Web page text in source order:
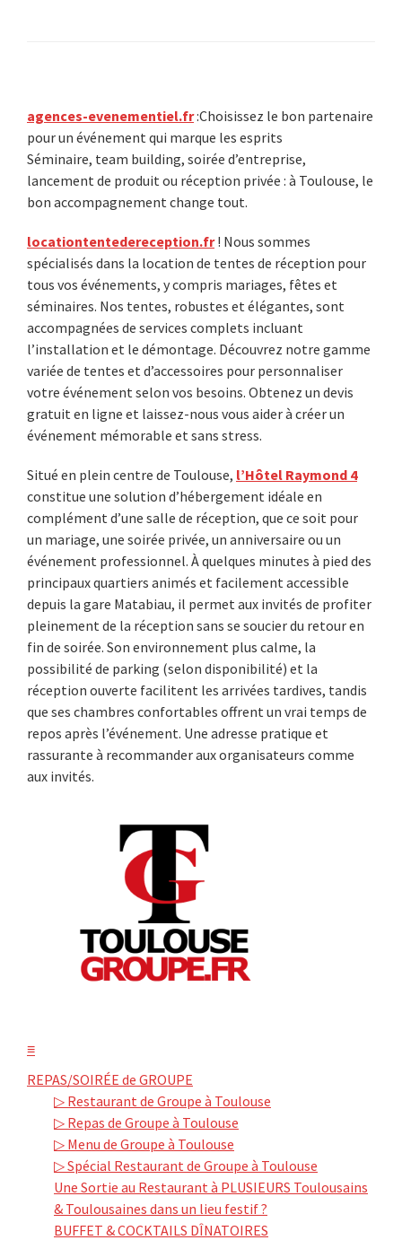
Primary
Sidebar
agences-evenementiel.fr:Choisissez le bon partenaire
pour un événement qui marque les esprits
Séminaire, team building, soirée d’entreprise,
lancement de produit ou réception privée : à Toulouse, le
bon accompagnement change tout.
locationtentedereception.fr! Nous sommes
spécialisés dans la location de tentes de réception pour
tous vos événements, y compris mariages, fêtes et
séminaires. Nos tentes, robustes et élégantes, sont
accompagnées de services complets incluant
l’installation et le démontage. Découvrez notre gamme
variée de tentes et d’accessoires pour personnaliser
votre événement selon vos besoins. Obtenez un devis
gratuit en ligne et laissez-nous vous aider à créer un
événement mémorable et sans stress.
Situé en plein centre de Toulouse, l’Hôtel Raymond 4
constitue une solution d’hébergement idéale en
complément d’une salle de réception, que ce soit pour
un mariage, une soirée privée, un anniversaire ou un
événement professionnel. À quelques minutes à pied des
principaux quartiers animés et facilement accessible
depuis la gare Matabiau, il permet aux invités de profiter
pleinement de la réception sans se soucier du retour en
fin de soirée. Son environnement plus calme, la
possibilité de parking (selon disponibilité) et la
réception ouverte facilitent les arrivées tardives, tandis
que ses chambres confortables offrent un vrai temps de
repos après l’événement. Une adresse pratique et
rassurante à recommander aux organisateurs comme
aux invités.
≡
REPAS/SOIRÉE de GROUPE
▷ Restaurant de Groupe à Toulouse
▷ Repas de Groupe à Toulouse
▷ Menu de Groupe à Toulouse
▷ Spécial Restaurant de Groupe à Toulouse
Une Sortie au Restaurant à PLUSIEURS Toulousains
& Toulousaines dans un lieu festif ?
BUFFET & COCKTAILS DÎNATOIRES